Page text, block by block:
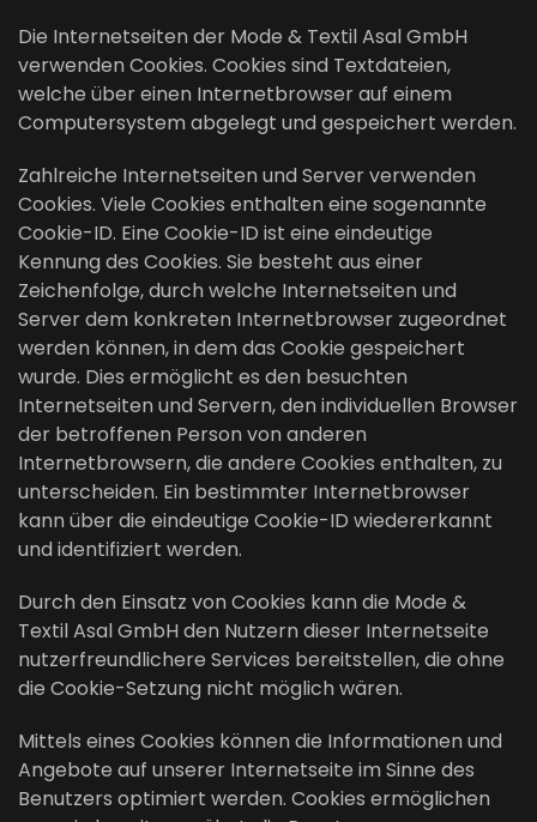
Die Internetseiten der Mode & Textil Asal GmbH
verwenden Cookies. Cookies sind Textdateien,
welche über einen Internetbrowser auf einem
Computersystem abgelegt und gespeichert werden.
Zahlreiche Internetseiten und Server verwenden
Cookies. Viele Cookies enthalten eine sogenannte
Cookie-ID. Eine Cookie-ID ist eine eindeutige
Kennung des Cookies. Sie besteht aus einer
Zeichenfolge, durch welche Internetseiten und
Server dem konkreten Internetbrowser zugeordnet
werden können, in dem das Cookie gespeichert
wurde. Dies ermöglicht es den besuchten
Internetseiten und Servern, den individuellen Browser
der betroffenen Person von anderen
Internetbrowsern, die andere Cookies enthalten, zu
unterscheiden. Ein bestimmter Internetbrowser
kann über die eindeutige Cookie-ID wiedererkannt
und identifiziert werden.
Durch den Einsatz von Cookies kann die Mode &
Textil Asal GmbH den Nutzern dieser Internetseite
nutzerfreundlichere Services bereitstellen, die ohne
die Cookie-Setzung nicht möglich wären.
Mittels eines Cookies können die Informationen und
Angebote auf unserer Internetseite im Sinne des
Benutzers optimiert werden. Cookies ermöglichen